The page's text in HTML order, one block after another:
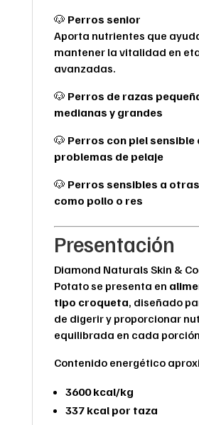
🐶 Perros senior
Aporta nutrientes que
mantener la vitalidad en
avanzadas.
🐶 Perros de razas
medianas y grandes
🐶 Perros con piel sensible
problemas de pelaje
🐶 Perros sensibles a
como pollo o res
Presentación
Diamond Naturals Skin &
Potato se presenta en
tipo croqueta, diseñado
de digerir y proporcionar
equilibrada en cada
Contenido energético
3600 kcal/kg
337 kcal por taza